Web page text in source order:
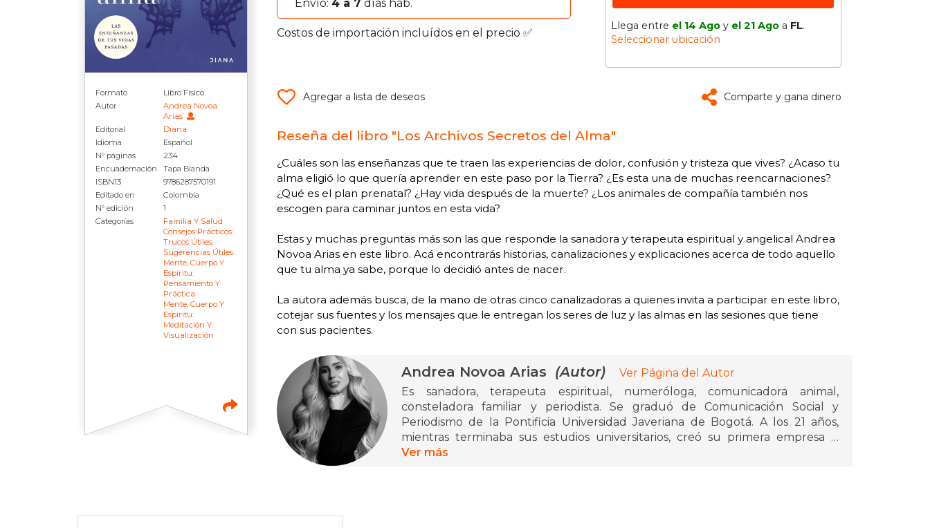
Formato
Libro Físico
Autor
Andrea Novoa
Arias
Editorial
Diana
Idioma
Español
N° páginas
234
Encuadernación
Tapa Blanda
ISBN13
9786287570191
Editado en
Colombia
N° edición
1
Categorías
Familia Y Salud
Consejos Prácticos:
Trucos Útiles,
Sugerencias Útiles
Mente, Cuerpo Y
Espíritu:
Pensamiento Y
Práctica
Mente, Cuerpo Y
Espíritu:
Meditación Y
Visualización
Envío: 4 a 7 días háb.
Costos de importación incluídos en el precio ✅
Llega entre el 14 Ago y el 21 Ago a FL.
Seleccionar ubicación
Agregar a lista de deseos Comparte y gana dinero
Reseña del libro "Los Archivos Secretos del Alma"
¿Cuáles son las enseñanzas que te traen las experiencias de dolor, confusión y tristeza que vives? ¿Acaso tu
alma eligió lo que quería aprender en este paso por la Tierra? ¿Es esta una de muchas reencarnaciones?
¿Qué es el plan prenatal? ¿Hay vida después de la muerte? ¿Los animales de compañía también nos
escogen para caminar juntos en esta vida?
Estas y muchas preguntas más son las que responde la sanadora y terapeuta espiritual y angelical Andrea
Novoa Arias en este libro. Acá encontrarás historias, canalizaciones y explicaciones acerca de todo aquello
que tu alma ya sabe, porque lo decidió antes de nacer.
La autora además busca, de la mano de otras cinco canalizadoras a quienes invita a participar en este libro,
cotejar sus fuentes y los mensajes que le entregan los seres de luz y las almas en las sesiones que tiene
con sus pacientes.
Andrea Novoa Arias (Autor)
Ver Página del Autor
Es sanadora, terapeuta espiritual, numeróloga, comunicadora animal,
consteladora familiar y periodista. Se graduó de Comunicación Social y
Periodismo de la Pontificia Universidad Javeriana de Bogotá. A los 21 años,
mientras terminaba sus estudios universitarios, creó su primera empresa y,
desde entonces, sus negocios se mueven alrededor del mundo de la salud y el
Ver más